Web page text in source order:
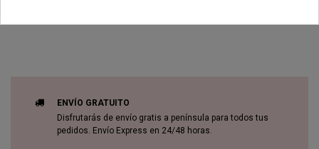
ENVÍO GRATUITO
Disfrutarás de envío gratis a península para todos tus
pedidos. Envío Express en 24/48 horas.